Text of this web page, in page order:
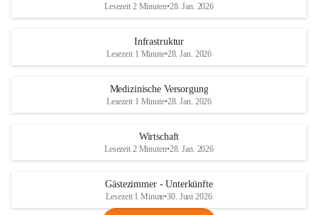
Lesezeit 2 Minuten•28. Jan. 2026
Infrastruktur
Lesezeit 1 Minute•28. Jan. 2026
Medizinische Versorgung
Lesezeit 1 Minute•28. Jan. 2026
Wirtschaft
Lesezeit 2 Minuten•28. Jan. 2026
Gästezimmer - Unterkünfte
Lesezeit 1 Minute•30. Juni 2026